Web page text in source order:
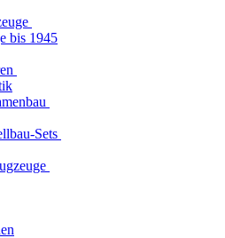
bis 1945
Sets